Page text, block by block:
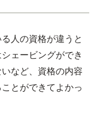
人の資格が違うと
ェービングができ
など、資格の内容
とができてよかっ